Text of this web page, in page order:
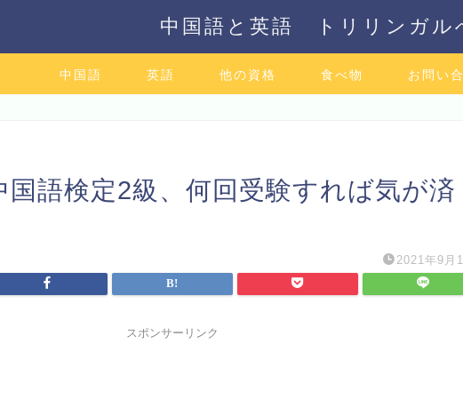
中国語と英語 トリリンガル
中国語 英語 他の資格 食べ物 お問い
国語検定2級、何回受験すれば気が済
2021年9月
スポンサーリンク